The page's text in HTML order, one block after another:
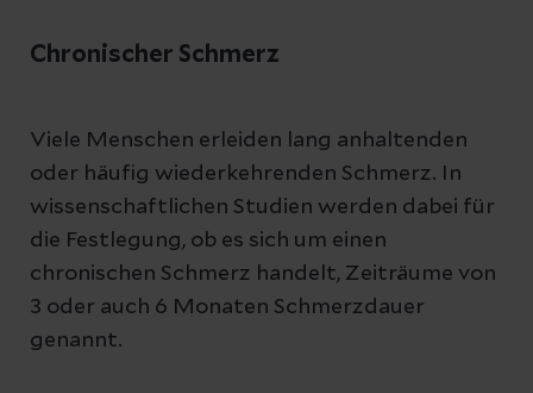
Chronischer Schmerz
Viele Menschen erleiden lang anhaltenden
oder häufig wiederkehrenden Schmerz. In
wissenschaftlichen Studien werden dabei für
die Festlegung, ob es sich um einen
chronischen Schmerz handelt, Zeiträume von
3 oder auch 6 Monaten Schmerzdauer
genannt.